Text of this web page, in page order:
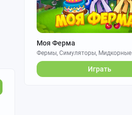
Моя Ферма
Фермы, Симуляторы, Мидкорные
Играть